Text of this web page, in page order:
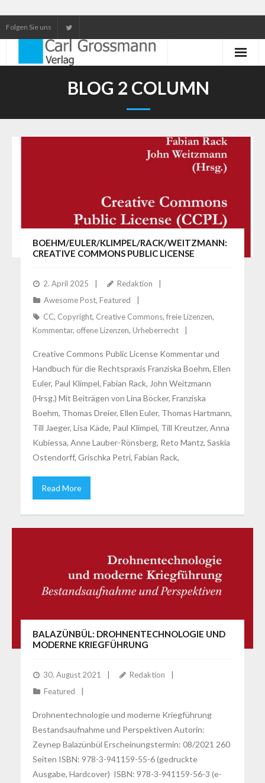
Folgen Sie uns
BLOG 2 COLUMN
BOEHM/EULER/KLIMPEL/RACK/WEITZMANN:
CREATIVE COMMONS PUBLIC LICENSE
2. April 2025
Redaktion
Awesome Post, Featured
CC, Copyright, Creative Commons, freie Lizenzen,
Kommentar, offene Lizenzen, Urheberrecht
Creative Commons Public License Kommentar und
Handbuch für die Rechtspraxis Franziska Boehm, Ellen
Euler, Paul Klimpel, Fabian Rack, John Weitzmann
(Hrsg.) Mit Beiträgen von Lina Böcker, Franziska
Boehm, Thomas Dreier, Ellen Euler, Thomas Hartmann,
Till Jaeger, Lisa Käde, Paul Klimpel, Till Kreutzer, Anna
Kubiessa, Anne Lauber-Rönsberg, Reto Mantz, Saskia
Ostendorff, Grischka Petri, Fabian Rack,
Read More
BALAZÜNBÜL: DROHNENTECHNOLOGIE UND
MODERNE KRIEGFÜHRUNG
30. August 2021
Redaktion
Featured
Drohnentechnologie und moderne Kriegführung
Bestandsaufnahme und Perspektiven Autorin:
Zeynep Balazünbül Erscheinungstermin: 08/2021 260
Seiten ISBN: 978-3-941159-55-6 (gedruckte
Ausgabe, Hardcover) ISBN: 978-3-941159-56-3 (e-